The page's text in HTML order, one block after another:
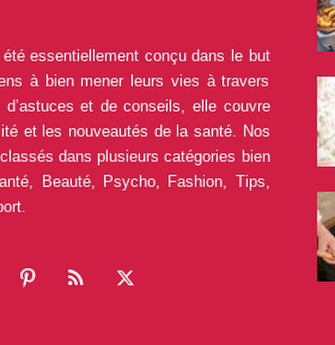
été essentiellement conçu dans le but
à bien mener leurs vies à travers
d’astuces et de conseils, elle couvre
et les nouveautés de la santé. Nos
dans plusieurs catégories bien
Beauté, Psycho, Fashion, Tips,